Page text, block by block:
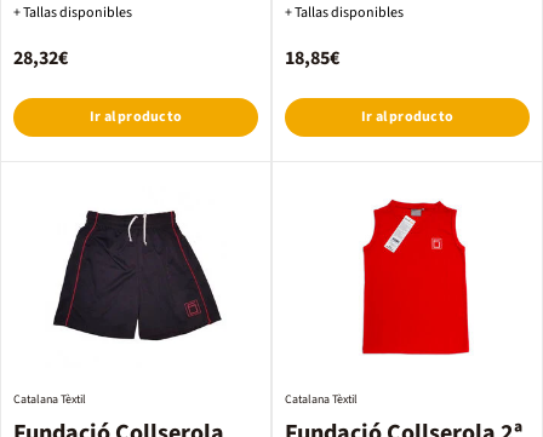
+ Tallas disponibles
28,32€
Ir al producto
hombre
+ Tallas disponibles
18,85€
Ir al producto
Catalana Tèxtil Catalana Tèxtil